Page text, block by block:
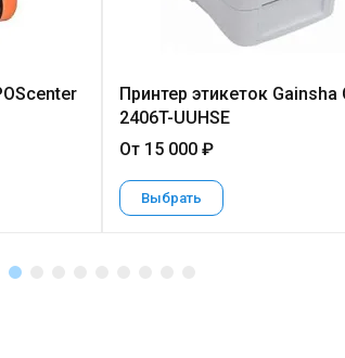
Принтер этикеток Gainsha
2406T-UUHSE
От 15 000 ₽
Выбрать